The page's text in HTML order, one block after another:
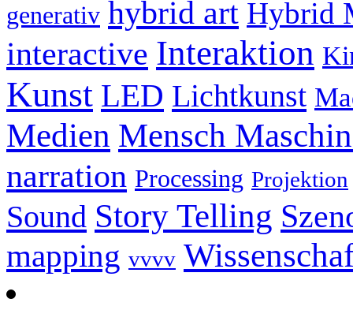
generativ hybrid art Hybrid
interactive Interaktion
Kunst LED Lichtkunst
Medien Mensch
narration Processing Projektion
Sound Story Telling
mapping vvvv